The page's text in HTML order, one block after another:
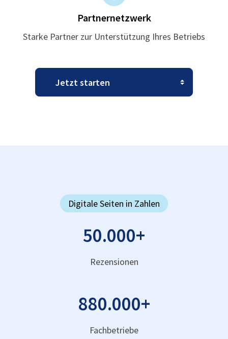
Partnernetzwerk
Starke Partner zur Unterstützung Ihres Betriebs
Digitale Seiten in Zahlen
50.000+
Rezensionen
880.000+
Fachbetriebe